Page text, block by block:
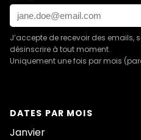
J’accepte de recevoir des emails,
désinscrire à tout moment.
Uniquement une fois par mois
DATES PAR MOIS
Janvier